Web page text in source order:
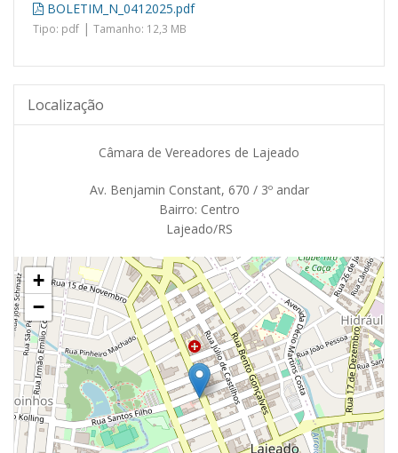
BOLETIM_N_0412025.pdf
Tipo: pdf | Tamanho: 12,3 MB
Localização
Câmara de Vereadores de Lajeado
Av. Benjamin Constant, 670 / 3º andar
Bairro: Centro
Lajeado/RS
+
−